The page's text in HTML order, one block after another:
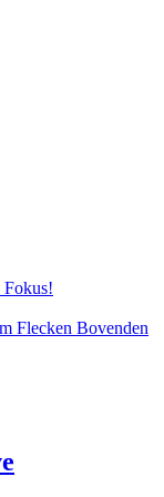
Fokus!
Flecken Bovenden